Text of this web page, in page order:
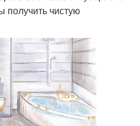
получить чистую